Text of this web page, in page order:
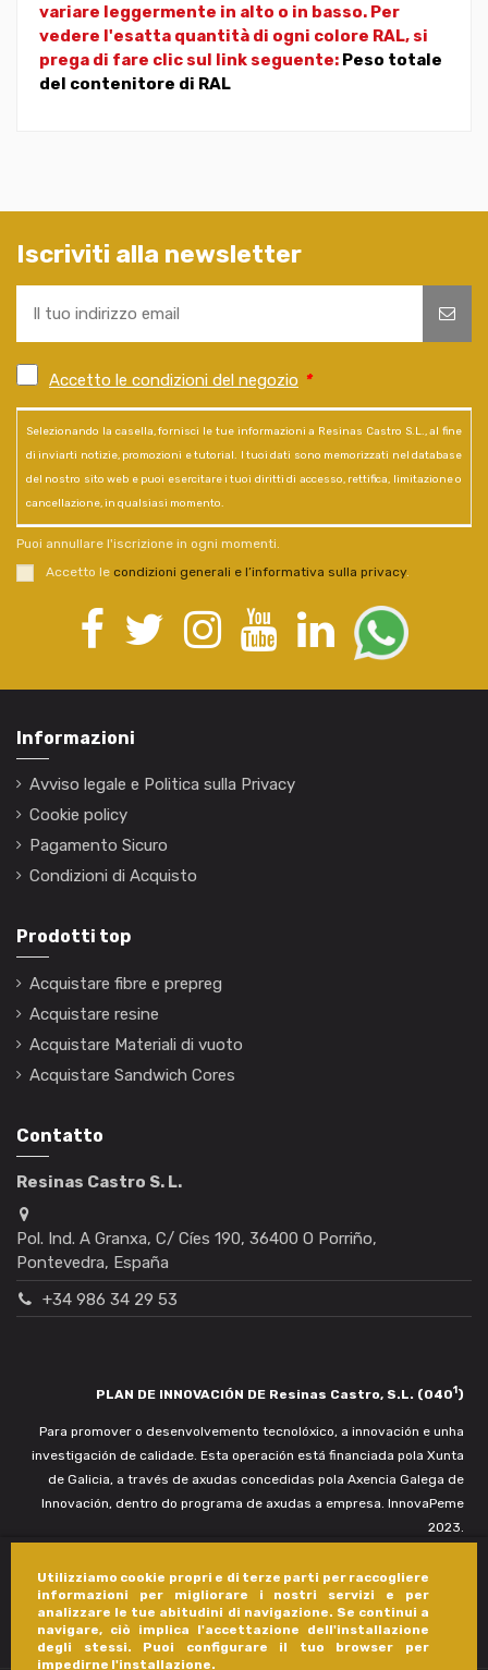
Utilizziamo cookie propri e di terze parti per raccogliere
informazioni per migliorare i nostri servizi e per
analizzare le tue abitudini di navigazione. Se continui a
navigare, ciò implica l'accettazione dell'installazione
degli stessi. Puoi configurare il tuo browser per
impedirne l'installazione.
variare leggermente in alto o in basso. Per
vedere l'esatta quantità di ogni colore RAL, si
prega di fare clic sul link seguente: Peso totale
del contenitore di RAL
Iscriviti alla newsletter
Accetto le condizioni del negozio *
Selezionando la casella, fornisci le tue informazioni a Resinas Castro S.L., al fine
di inviarti notizie, promozioni e tutorial. I tuoi dati sono memorizzati nel database
del nostro sito web e puoi esercitare i tuoi diritti di accesso, rettifica, limitazione o
cancellazione, in qualsiasi momento.
Puoi annullare l'iscrizione in ogni momenti.
Accetto le condizioni generali e l’informativa sulla privacy.
Informazioni
Avviso legale e Politica sulla Privacy
Cookie policy
Pagamento Sicuro
Condizioni di Acquisto
Prodotti top
Acquistare fibre e prepreg
Acquistare resine
Acquistare Materiali di vuoto
Acquistare Sandwich Cores
Contatto
Resinas Castro S. L.
Pol. Ind. A Granxa, C/ Cíes 190, 36400 O Porriño,
Pontevedra, España
+34 986 34 29 53
PLAN DE INNOVACIÓN DE Resinas Castro, S.L. (0401)
Para promover o desenvolvemento tecnolóxico, a innovación e unha
investigación de calidade. Esta operación está financiada pola Xunta
de Galicia, a través de axudas concedidas pola Axencia Galega de
Innovación, dentro do programa de axudas a empresa. InnovaPeme
2023.